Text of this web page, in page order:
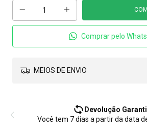
Comprar pelo
MEIOS DE ENVIO
Devolução
Você tem 7 dias a partir da data